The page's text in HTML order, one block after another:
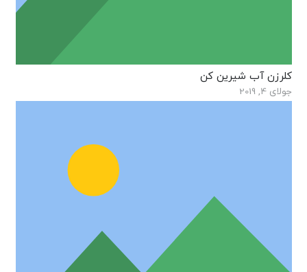
کلرزن آب شیرین کن
جولای 4, 2019